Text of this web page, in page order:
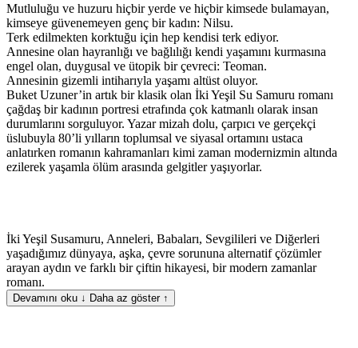
Mutluluğu ve huzuru hiçbir yerde ve hiçbir kimsede bulamayan,
kimseye güvenemeyen genç bir kadın: Nilsu.
Terk edilmekten korktuğu için hep kendisi terk ediyor.
Annesine olan hayranlığı ve bağlılığı kendi yaşamını kurmasına
engel olan, duygusal ve ütopik bir çevreci: Teoman.
Annesinin gizemli intiharıyla yaşamı altüst oluyor.
Buket Uzuner’in artık bir klasik olan İki Yeşil Su Samuru romanı
çağdaş bir kadının portresi etrafında çok katmanlı olarak insan
durumlarını sorguluyor. Yazar mizah dolu, çarpıcı ve gerçekçi
üslubuyla 80’li yılların toplumsal ve siyasal ortamını ustaca
anlatırken romanın kahramanları kimi zaman modernizmin altında
ezilerek yaşamla ölüm arasında gelgitler yaşıyorlar.
İki Yeşil Susamuru, Anneleri, Babaları, Sevgilileri ve Diğerleri
yaşadığımız dünyaya, aşka, çevre sorununa alternatif çözümler
arayan aydın ve farklı bir çiftin hikayesi, bir modern zamanlar
romanı.
Devamını oku ↓ Daha az göster ↑